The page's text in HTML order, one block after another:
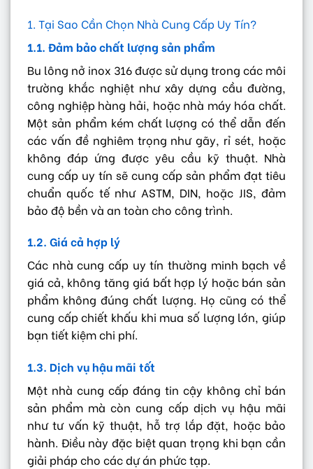
1. Tại Sao Cần Chọn Nhà Cung Cấp Uy Tín?
1.1. Đảm bảo chất lượng sản phẩm
Bu lông nở inox 316 được sử dụng trong các môi
trường khắc nghiệt như xây dựng cầu đường,
công nghiệp hàng hải, hoặc nhà máy hóa chất.
Một sản phẩm kém chất lượng có thể dẫn đến
các vấn đề nghiêm trọng như gãy, rỉ sét, hoặc
không đáp ứng được yêu cầu kỹ thuật. Nhà
cung cấp uy tín sẽ cung cấp sản phẩm đạt tiêu
chuẩn quốc tế như ASTM, DIN, hoặc JIS, đảm
bảo độ bền và an toàn cho công trình.
1.2. Giá cả hợp lý
Các nhà cung cấp uy tín thường minh bạch về
giá cả, không tăng giá bất hợp lý hoặc bán sản
phẩm không đúng chất lượng. Họ cũng có thể
cung cấp chiết khấu khi mua số lượng lớn, giúp
bạn tiết kiệm chi phí.
1.3. Dịch vụ hậu mãi tốt
Một nhà cung cấp đáng tin cậy không chỉ bán
sản phẩm mà còn cung cấp dịch vụ hậu mãi
như tư vấn kỹ thuật, hỗ trợ lắp đặt, hoặc bảo
hành. Điều này đặc biệt quan trọng khi bạn cần
giải pháp cho các dự án phức tạp.